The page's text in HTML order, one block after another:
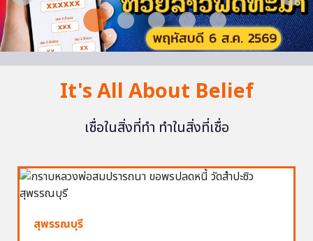
It's All About Belief
เชื่อในสิ่งที่ทำ ทำในสิ่งที่เชื่อ
สุพรรณบุรี